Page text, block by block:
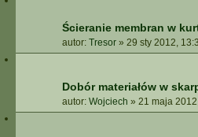
Ścieranie membran w
autor: Tresor » 29 sty 2012,
Dobór materiałów w
autor: Wojciech » 21 maja